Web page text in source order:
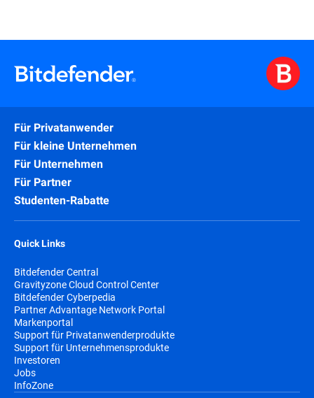
Für Privatanwender
Für kleine Unternehmen
Für Unternehmen
Für Partner
Studenten-Rabatte
Quick Links
Bitdefender Central
Gravityzone Cloud Control Center
Bitdefender Cyberpedia
Partner Advantage Network Portal
Markenportal
Support für Privatanwenderprodukte
Support für Unternehmensprodukte
Investoren
Jobs
InfoZone